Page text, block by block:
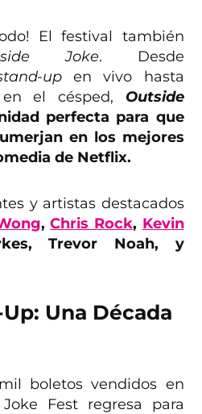
El festival también
Joke. Desde
upen vivo hasta
el césped, Outside
perfecta para que
en los mejores
de Netflix.
y artistas destacados
,Chris Rock, Kevin
Trevor Noah, y
Una Década
boletos vendidos en
Fest regresa para